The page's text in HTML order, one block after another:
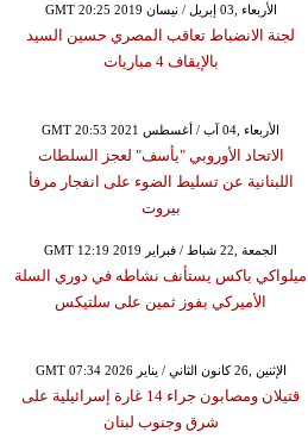
GMT 20:25 2019 الأربعاء ,03 إبريل / نيسان
لجنة الانضباط تعاقب المصري حسين السيد
بالإيقاف 4 مباريات
GMT 20:53 2021 الأربعاء ,04 آب / أغسطس
الاتحاد الأوروبي "يأسف" لعجز السلطات
اللبنانية عن تسليط الضوء على انفجار مرفأ
بيروت
GMT 12:19 2019 الجمعة ,22 شباط / فبراير
ميلواكي باكس يستأنف نشاطه في دوري السلة
الأميركي بفوز ثمين على سلتيكس
GMT 07:34 2026 الإثنين ,26 كانون الثاني / يناير
قتيلان ومصابون جراء 14 غارة إسرائيلية على
شرق وجنوب لبنان